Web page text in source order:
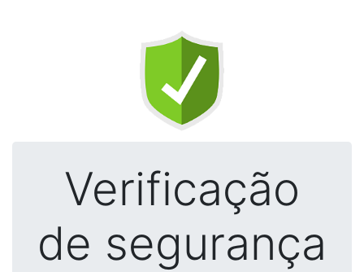
Verificação
de segurança